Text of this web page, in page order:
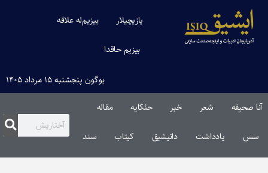
یازیچیلار بیزیم‌له علاقه
بیزیم حاقدا
بوگون پنجشنبه ۱۵ مرداد ۱۴۰۵
آنا صحیفه شعر خبر حئکایه مقاله‌
سس یادداشت دانیشیق کیتاب سند